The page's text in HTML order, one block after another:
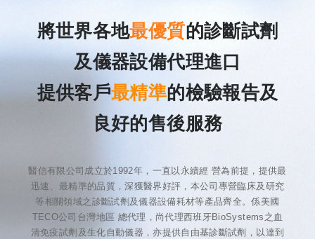
將世界各地最優質的診斷試劑
及儀器設備代理進口
提供客戶最精準的檢驗報告及
良好的售後服務
醫信有限公司成立於1992年，一直以永續經 營為前提，提供最
迅速、最精準的品質，深獲醫界好評，本公司專營臨床及研究
等相關領域之診斷試劑及儀器設備耗材等產品齊全。係美國
TECO公司台灣地區 總代理，尚代理西班牙BioSystems之血
清免疫試劑及生化自動儀器，亦提供自由基診斷試劑，以達到